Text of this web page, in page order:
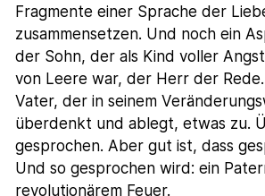
Fragmente einer Sprache der
zusammensetzen. Und noch ein
der Sohn, der als Kind voller
von Leere war, der Herr der
Vater, der in seinem
überdenkt und ablegt, etwas zu.
gesprochen. Aber gut ist, dass
Und so gesprochen wird: ein
revolutionärem Feuer.